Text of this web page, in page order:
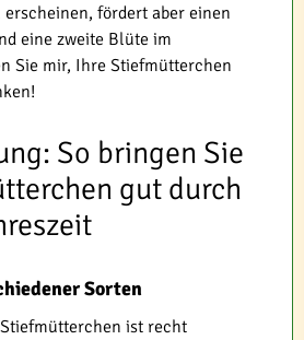
fördert aber einen
eine zweite Blüte im
Sie mir, Ihre Stiefmütterchen
So bringen Sie
gut durch
Sorten
ist recht